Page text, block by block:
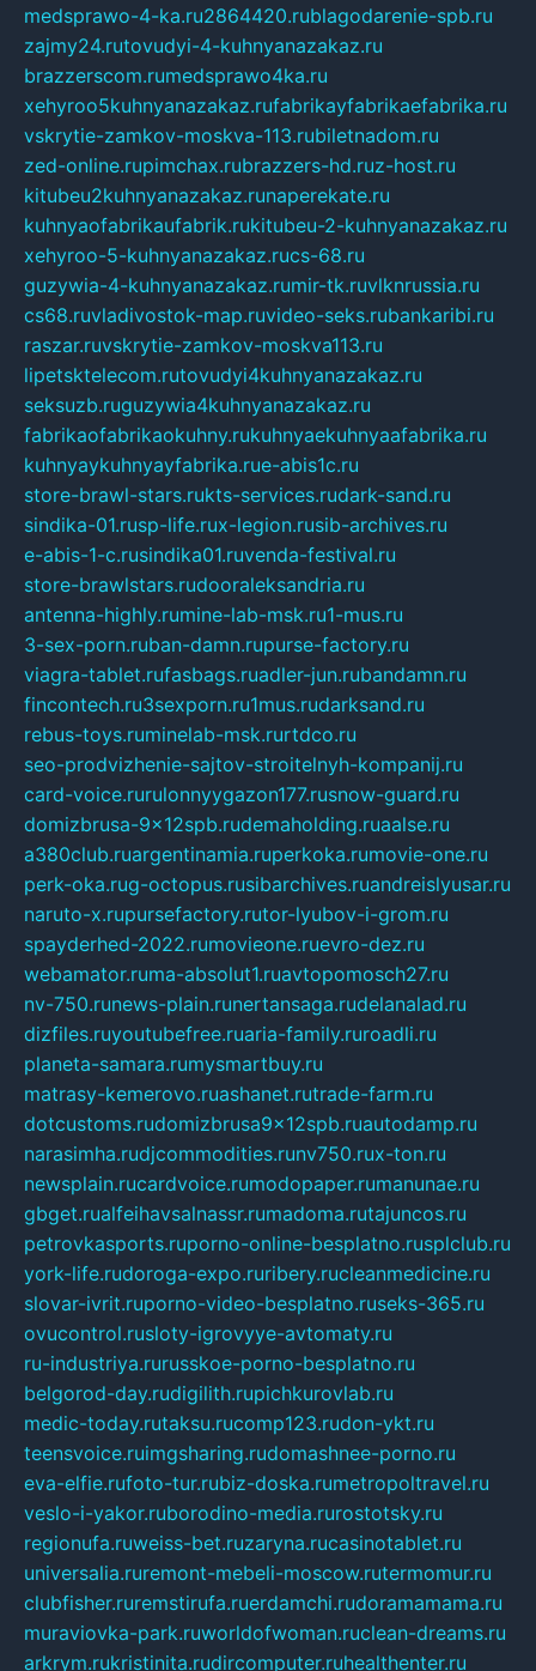
medsprawo-4-ka.ru2864420.rublagodarenie-spb.ru
zajmy24.rutovudyi-4-kuhnyanazakaz.ru
brazzerscom.rumedsprawo4ka.ru
xehyroo5kuhnyanazakaz.rufabrikayfabrikaefabrika.ru
vskrytie-zamkov-moskva-113.rubiletnadom.ru
zed-online.rupimchax.rubrazzers-hd.ruz-host.ru
kitubeu2kuhnyanazakaz.runaperekate.ru
kuhnyaofabrikaufabrik.rukitubeu-2-kuhnyanazakaz.ru
xehyroo-5-kuhnyanazakaz.rucs-68.ru
guzywia-4-kuhnyanazakaz.rumir-tk.ruvlknrussia.ru
cs68.ruvladivostok-map.ruvideo-seks.rubankaribi.ru
raszar.ruvskrytie-zamkov-moskva113.ru
lipetsktelecom.rutovudyi4kuhnyanazakaz.ru
seksuzb.ruguzywia4kuhnyanazakaz.ru
fabrikaofabrikaokuhny.rukuhnyaekuhnyaafabrika.ru
kuhnyaykuhnyayfabrika.rue-abis1c.ru
store-brawl-stars.rukts-services.rudark-sand.ru
sindika-01.rusp-life.rux-legion.rusib-archives.ru
e-abis-1-c.rusindika01.ruvenda-festival.ru
store-brawlstars.rudooraleksandria.ru
antenna-highly.rumine-lab-msk.ru1-mus.ru
3-sex-porn.ruban-damn.rupurse-factory.ru
viagra-tablet.rufasbags.ruadler-jun.rubandamn.ru
fincontech.ru3sexporn.ru1mus.rudarksand.ru
rebus-toys.ruminelab-msk.rurtdco.ru
seo-prodvizhenie-sajtov-stroitelnyh-kompanij.ru
card-voice.rurulonnyygazon177.rusnow-guard.ru
domizbrusa-9x12spb.rudemaholding.ruaalse.ru
a380club.ruargentinamia.ruperkoka.rumovie-one.ru
perk-oka.rug-octopus.rusibarchives.ruandreislyusar.ru
naruto-x.rupursefactory.rutor-lyubov-i-grom.ru
spayderhed-2022.rumovieone.ruevro-dez.ru
webamator.ruma-absolut1.ruavtopomosch27.ru
nv-750.runews-plain.runertansaga.rudelanalad.ru
dizfiles.ruyoutubefree.ruaria-family.ruroadli.ru
planeta-samara.rumysmartbuy.ru
matrasy-kemerovo.ruashanet.rutrade-farm.ru
dotcustoms.rudomizbrusa9x12spb.ruautodamp.ru
narasimha.rudjcommodities.runv750.rux-ton.ru
newsplain.rucardvoice.rumodopaper.rumanunae.ru
gbget.rualfeihavsalnassr.rumadoma.rutajuncos.ru
petrovkasports.ruporno-online-besplatno.rusplclub.ru
york-life.rudoroga-expo.ruribery.rucleanmedicine.ru
slovar-ivrit.ruporno-video-besplatno.ruseks-365.ru
ovucontrol.rusloty-igrovyye-avtomaty.ru
ru-industriya.rurusskoe-porno-besplatno.ru
belgorod-day.rudigilith.rupichkurovlab.ru
medic-today.rutaksu.rucomp123.rudon-ykt.ru
teensvoice.ruimgsharing.rudomashnee-porno.ru
eva-elfie.rufoto-tur.rubiz-doska.rumetropoltravel.ru
veslo-i-yakor.ruborodino-media.rurostotsky.ru
regionufa.ruweiss-bet.ruzaryna.rucasinotablet.ru
universalia.ruremont-mebeli-moscow.rutermomur.ru
clubfisher.ruremstirufa.ruerdamchi.rudoramamama.ru
muraviovka-park.ruworldofwoman.ruclean-dreams.ru
arkrym.rukristinita.rudircomputer.ruhealthenter.ru